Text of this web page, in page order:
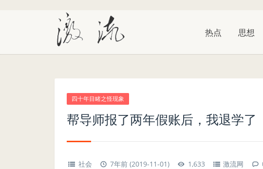
热点 思想
四十年目睹之怪现象
帮导师报了两年假账后，我退学了
社会 7年前 (2019-11-01) 1,633 激流网